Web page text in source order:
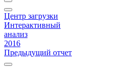
Центр загрузки
Интерактивный
анализ
2016
Предыдущий отчет